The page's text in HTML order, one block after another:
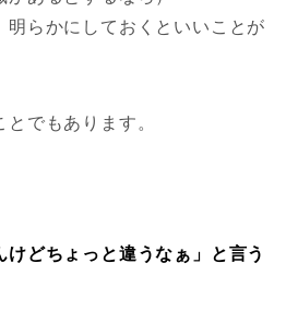
明らかにしておくといいことが
でもあります。
けどちょっと違うなぁ」と言う